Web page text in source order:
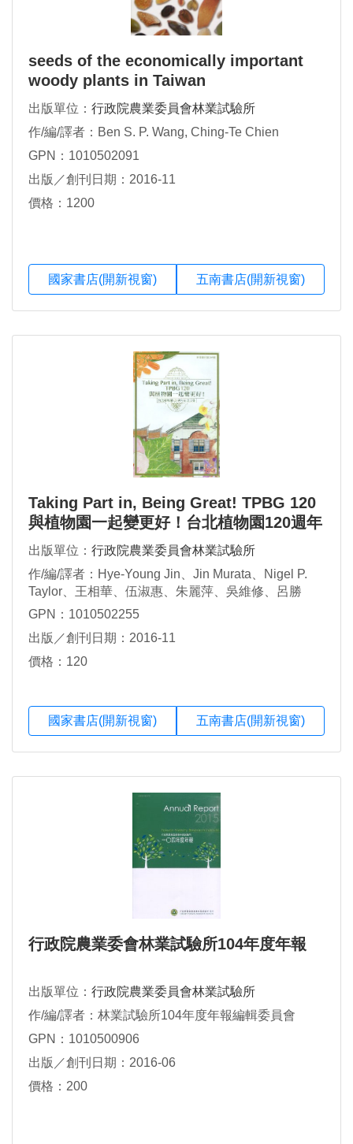
seeds of the economically important
woody plants in Taiwan
出版單位： 行政院農業委員會林業試驗所
作/編/譯者：Ben S. P. Wang, Ching-Te Chien
GPN：1010502091
出版／創刊日期：2016-11
價格：1200
國家書店(開新視窗) 五南書店(開新視窗)
Taking Part in, Being Great! TPBG 120
與植物園一起變更好！台北植物園120週年
紀念文集
出版單位： 行政院農業委員會林業試驗所
作/編/譯者：Hye-Young Jin、Jin Murata、Nigel P.
Taylor、王相華、伍淑惠、朱麗萍、吳維修、呂勝
由、李沛軒、李瑞宗、林奐宇、林照松、邱文良、洪
楊正釧、葉定宏、董景生、鄧書麟、黎明儀
GPN：1010502255
出版／創刊日期：2016-11
價格：120
國家書店(開新視窗) 五南書店(開新視窗)
行政院農業委會林業試驗所104年度年報
出版單位： 行政院農業委員會林業試驗所
作/編/譯者：林業試驗所104年度年報編輯委員會
GPN：1010500906
出版／創刊日期：2016-06
價格：200